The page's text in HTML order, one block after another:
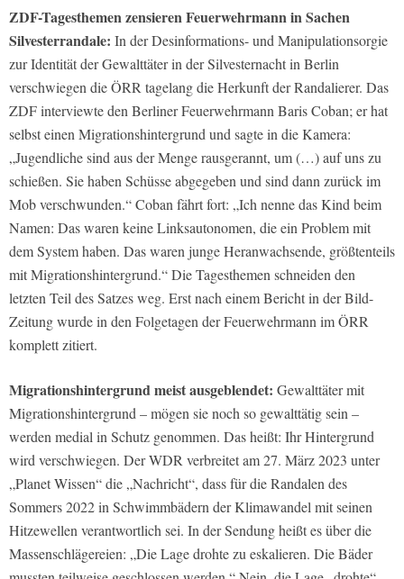
ZDF-Tagesthemen zensieren Feuerwehrmann in Sachen
Silvesterrandale: In der Desinformations- und Manipulationsorgie
zur Identität der Gewalttäter in der Silvesternacht in Berlin
verschwiegen die ÖRR tagelang die Herkunft der Randalierer. Das
ZDF interviewte den Berliner Feuerwehrmann Baris Coban; er hat
selbst einen Migrationshintergrund und sagte in die Kamera:
„Jugendliche sind aus der Menge rausgerannt, um (…) auf uns zu
schießen. Sie haben Schüsse abgegeben und sind dann zurück im
Mob verschwunden.“ Coban fährt fort: „Ich nenne das Kind beim
Namen: Das waren keine Linksautonomen, die ein Problem mit
dem System haben. Das waren junge Heranwachsende, größtenteils
mit Migrationshintergrund.“ Die Tagesthemen schneiden den
letzten Teil des Satzes weg. Erst nach einem Bericht in der Bild-
Zeitung wurde in den Folgetagen der Feuerwehrmann im ÖRR
komplett zitiert.
Migrationshintergrund meist ausgeblendet: Gewalttäter mit
Migrationshintergrund – mögen sie noch so gewalttätig sein –
werden medial in Schutz genommen. Das heißt: Ihr Hintergrund
wird verschwiegen. Der WDR verbreitet am 27. März 2023 unter
„Planet Wissen“ die „Nachricht“, dass für die Randalen des
Sommers 2022 in Schwimmbädern der Klimawandel mit seinen
Hitzewellen verantwortlich sei. In der Sendung heißt es über die
Massenschlägereien: „Die Lage drohte zu eskalieren. Die Bäder